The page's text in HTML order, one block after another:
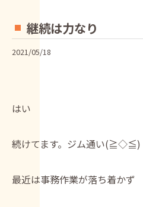
継続は力なり
2021/05/18
はい
続けてます。ジム通い(≧◇≦)
最近は事務作業が落ち着かず